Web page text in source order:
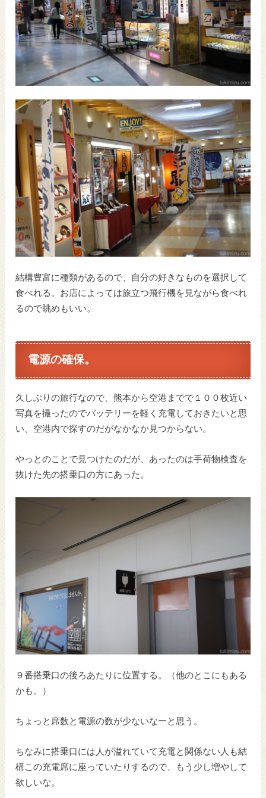
結構豊富に種類があるので、自分の好きなものを選択して
食べれる。お店によっては旅立つ飛行機を見ながら食べれ
るので眺めもいい。
電源の確保。
久しぶりの旅行なので、熊本から空港までで１００枚近い
写真を撮ったのでバッテリーを軽く充電しておきたいと思
い、空港内で探すのだがなかなか見つからない。
やっとのことで見つけたのだが、あったのは手荷物検査を
抜けた先の搭乗口の方にあった。
９番搭乗口の後ろあたりに位置する。（他のとこにもある
かも。）
ちょっと席数と電源の数が少ないなーと思う。
ちなみに搭乗口には人が溢れていて充電と関係ない人も結
構この充電席に座っていたりするので、もう少し増やして
欲しいな。